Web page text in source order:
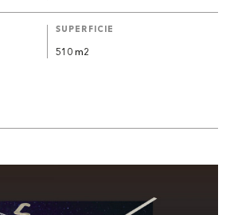
SUPERFICIE
510 m2